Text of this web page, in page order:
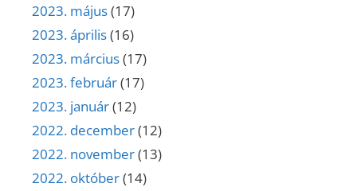
2023. május(17)
2023. április(16)
2023. március(17)
2023. február(17)
2023. január(12)
2022. december(12)
2022. november(13)
2022. október(14)